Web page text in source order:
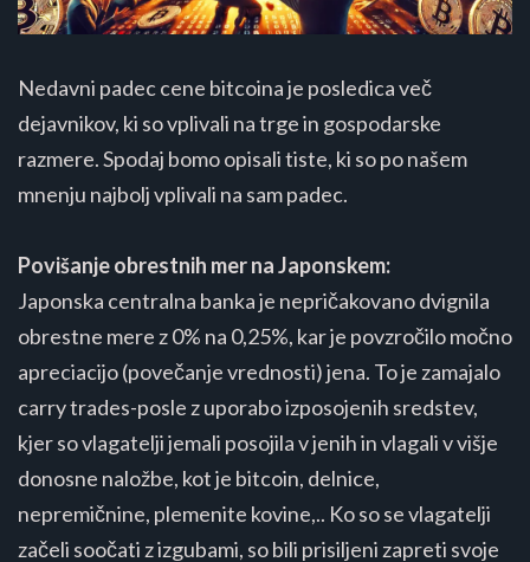
Nedavni padec cene bitcoina je posledica več
dejavnikov, ki so vplivali na trge in gospodarske
razmere. Spodaj bomo opisali tiste, ki so po našem
mnenju najbolj vplivali na sam padec.
Povišanje obrestnih mer na Japonskem:
Japonska centralna banka je nepričakovano dvignila
obrestne mere z 0% na 0,25%, kar je povzročilo močno
apreciacijo (povečanje vrednosti) jena. To je zamajalo
carry trades-posle z uporabo izposojenih sredstev,
kjer so vlagatelji jemali posojila v jenih in vlagali v višje
donosne naložbe, kot je bitcoin, delnice,
nepremičnine, plemenite kovine,.. Ko so se vlagatelji
začeli soočati z izgubami, so bili prisiljeni zapreti svoje